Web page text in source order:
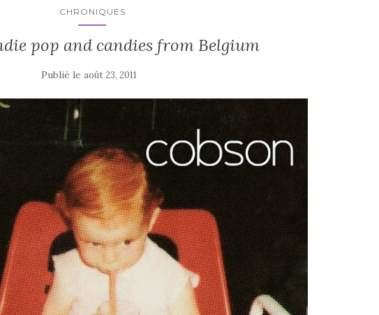
CHRONIQUES
pop and candies from Belgium
Publié le août 23, 2011